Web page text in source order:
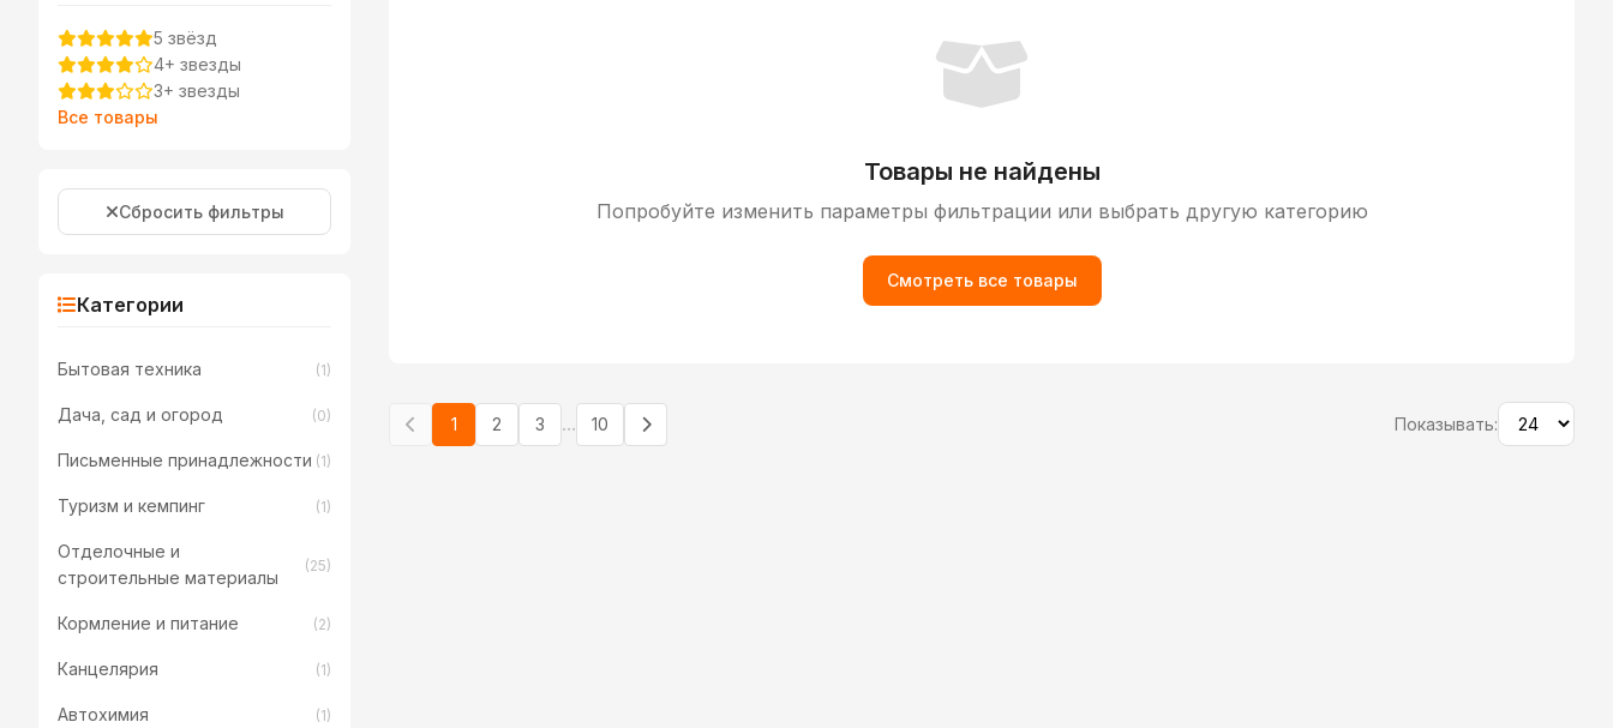
5 звёзд
4+ звезды
3+ звезды
Все товары
Сбросить фильтры
Категории
Бытовая техника (1)
Дача, сад и огород (0)
Письменные принадлежности (1)
Туризм и кемпинг (1)
Отделочные и
строительные материалы
(25)
Кормление и питание (2)
Канцелярия (1)
Автохимия (1)
Товары не найдены
Попробуйте изменить параметры фильтрации или выбрать другую категорию
Смотреть все товары
1 2 3 ... 10 Показывать: